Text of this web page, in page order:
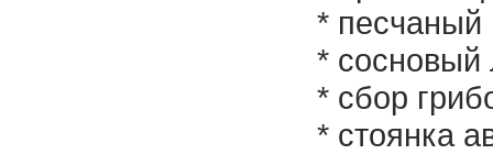
* песчаный
* сосновый
* сбор
* стоянка